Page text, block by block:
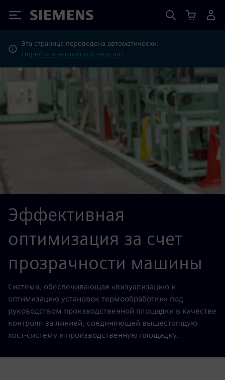
Siemens
Эта страница переведена автоматически.
Перейти к английской версии?
Эффективная
оптимизация за счет
прозрачности машины
Система, обеспечивающая «визуализацию и
оптимизацию установок термообработки» под
руководством производственной площадки в качестве
контроля за линией, соединяющей вышестоящую
хост-систему и производственную площадку.